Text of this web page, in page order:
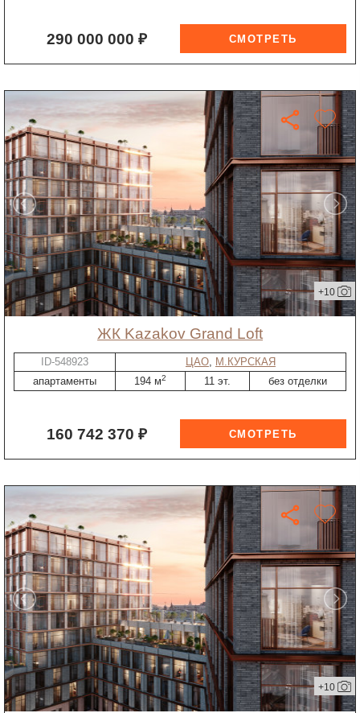
290 000 000 ₽
+10
ЖК Kazakov Grand Loft
ID-548923 ЦАО, М.КУРСКАЯ
апартаменты
194 м2 11 эт. без отделки
160 742 370 ₽
+10